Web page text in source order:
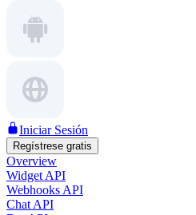
Iniciar Sesión
Regístrese gratis
Overview
Widget API
Webhooks API
Chat API